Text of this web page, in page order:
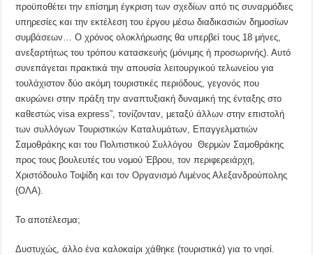
προϋποθέτει την επίσημη έγκριση των σχεδίων από τις συναρμόδιες
υπηρεσίες και την εκτέλεση του έργου μέσω διαδικασιών δημοσίων
συμβάσεων… Ο χρόνος ολοκλήρωσης θα υπερβεί τους 18 μήνες,
ανεξαρτήτως του τρόπου κατασκευής (μόνιμης ή προσωρινής). Αυτό
συνεπάγεται πρακτικά την απουσία λειτουργικού τελωνείου για
τουλάχιστον δύο ακόμη τουριστικές περιόδους, γεγονός που
ακυρώνει στην πράξη την αναπτυξιακή δυναμική της ένταξης στο
καθεστώς visa express”, τονίζονταν, μεταξύ άλλων στην επιστολή
των συλλόγων Τουριστικών Καταλυμάτων, Επαγγελματιών
Σαμοθράκης και του Πολιτιστικού Συλλόγου Θερμών Σαμοθράκης
προς τους βουλευτές του νομού Έβρου, τον περιφερειάρχη,
Χριστόδουλο Τοψίδη και τον Οργανισμό Λιμένος Αλεξανδρούπολης
(ΟΛΑ).
Το αποτέλεσμα;
Δυστυχώς, άλλο ένα καλοκαίρι χάθηκε (τουριστικά) για το νησί.